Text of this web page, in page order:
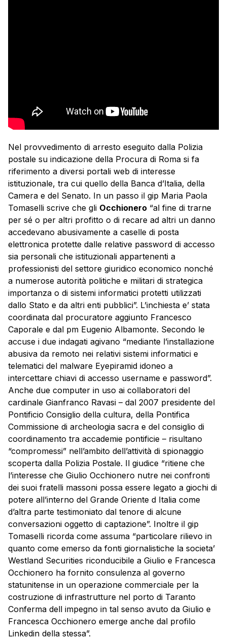
Nel provvedimento di arresto eseguito dalla Polizia
postale su indicazione della Procura di Roma si fa
riferimento a diversi portali web di interesse
istituzionale, tra cui quello della Banca d’Italia, della
Camera e del Senato. In un passo il gip Maria Paola
Tomaselli scrive che gli Occhionero “al fine di trarne
per sé o per altri profitto o di recare ad altri un danno
accedevano abusivamente a caselle di posta
elettronica protette dalle relative password di accesso
sia personali che istituzionali appartenenti a
professionisti del settore giuridico economico nonché
a numerose autorità politiche e militari di strategica
importanza o di sistemi informatici protetti utilizzati
dallo Stato e da altri enti pubblici”. L’inchiesta e’ stata
coordinata dal procuratore aggiunto Francesco
Caporale e dal pm Eugenio Albamonte. Secondo le
accuse i due indagati agivano “mediante l’installazione
abusiva da remoto nei relativi sistemi informatici e
telematici del malware Eyepiramid idoneo a
intercettare chiavi di accesso username e password”.
Anche due computer in uso ai collaboratori del
cardinale Gianfranco Ravasi – dal 2007 presidente del
Pontificio Consiglio della cultura, della Pontifica
Commissione di archeologia sacra e del consiglio di
coordinamento tra accademie pontificie – risultano
“compromessi” nell’ambito dell’attività di spionaggio
scoperta dalla Polizia Postale. Il giudice “ritiene che
l’interesse che Giulio Occhionero nutre nei confronti
dei suoi fratelli massoni possa essere legato a giochi di
potere all’interno del Grande Oriente d Italia come
d’altra parte testimoniato dal tenore di alcune
conversazioni oggetto di captazione”. Inoltre il gip
Tomaselli ricorda come assuma “particolare rilievo in
quanto come emerso da fonti giornalistiche la societa’
Westland Securities riconducibile a Giulio e Francesca
Occhionero ha fornito consulenza al governo
statunitense in un operazione commerciale per la
costruzione di infrastrutture nel porto di Taranto
Conferma dell impegno in tal senso avuto da Giulio e
Francesca Occhionero emerge anche dal profilo
Linkedin della stessa”.